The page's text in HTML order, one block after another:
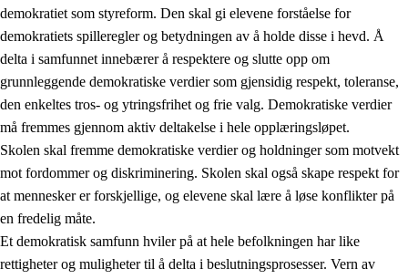
1. Opplæringens verdigrunnlag
1.1 Menneskeverdet
1.2 Identitet og kulturelt mangfold
1.3 Kritisk tenkning og etisk bevissthet
1.4 Skaperglede, engasjement og utforskertrang
demokratiet som styreform. Den skal gi elevene forståelse for
demokratiets spilleregler og betydningen av å holde disse i hevd. Å
delta i samfunnet innebærer å respektere og slutte opp om
grunnleggende demokratiske verdier som gjensidig respekt, toleranse,
den enkeltes tros- og ytringsfrihet og frie valg. Demokratiske verdier
må fremmes gjennom aktiv deltakelse i hele opplæringsløpet.
Skolen skal fremme demokratiske verdier og holdninger som motvekt
mot fordommer og diskriminering. Skolen skal også skape respekt for
at mennesker er forskjellige, og elevene skal lære å løse konflikter på
en fredelig måte.
Et demokratisk samfunn hviler på at hele befolkningen har like
rettigheter og muligheter til å delta i beslutningsprosesser. Vern av